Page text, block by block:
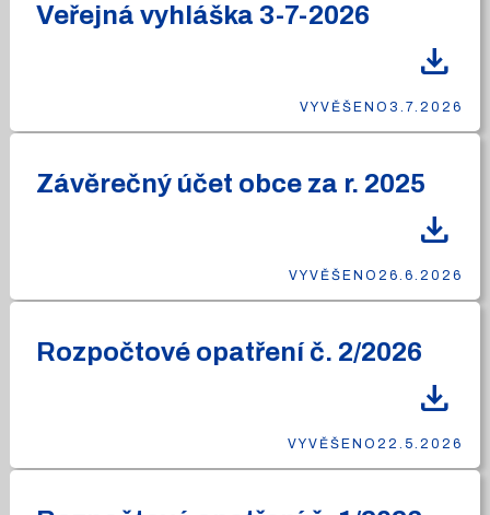
Veřejná vyhláška 3-7-2026
download
VYVĚŠENO 3.7.2026
Závěrečný účet obce za r. 2025
download
VYVĚŠENO 26.6.2026
Rozpočtové opatření č. 2/2026
download
VYVĚŠENO 22.5.2026